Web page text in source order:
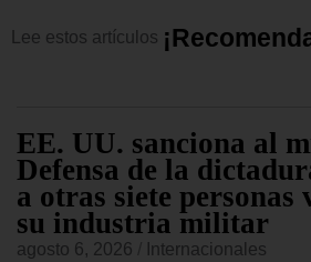
Lee estos artículos ¡Recomend
EE. UU. sanciona al
Defensa de la
a otras siete personas
su industria militar
agosto 6, 2026 Internacionales